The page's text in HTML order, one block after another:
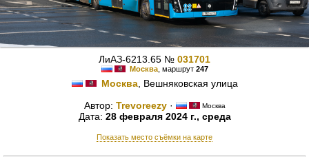
ЛиАЗ-6213.65 № 031701
Москва, маршрут 247
Москва, Вешняковская улица
Автор: Trevoreezy· Москва
Дата: 28 февраля 2024 г., среда
Показать место съёмки на карте